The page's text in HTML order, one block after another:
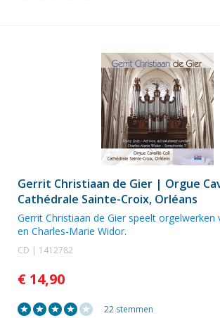
Gerrit Christiaan de Gier | Orgue
Cathédrale Sainte-Croix, Orléans
Gerrit Christiaan de Gier speelt orgelwerken
en Charles-Marie Widor.
CD | 1412782
€ 14,90
22 stemmen